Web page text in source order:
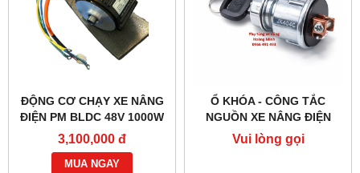
ĐỘNG CƠ CHẠY XE NÂNG
ĐIỆN PM BLDC 48V 1000W
– HIỆU SUẤT CAO
3,100,000 đ
MUA NGAY
Ổ KHÓA - CÔNG TẮC
NGUỒN XE NÂNG ĐIỆN
JK404C-1
Vui lòng gọi